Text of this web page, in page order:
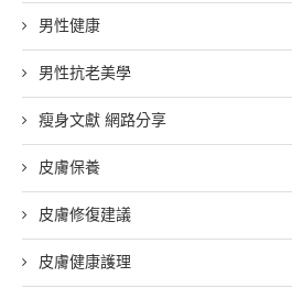
男性健康
男性抗老美學
瘦身文獻 網路分享
皮膚保養
皮膚修復建議
皮膚健康護理